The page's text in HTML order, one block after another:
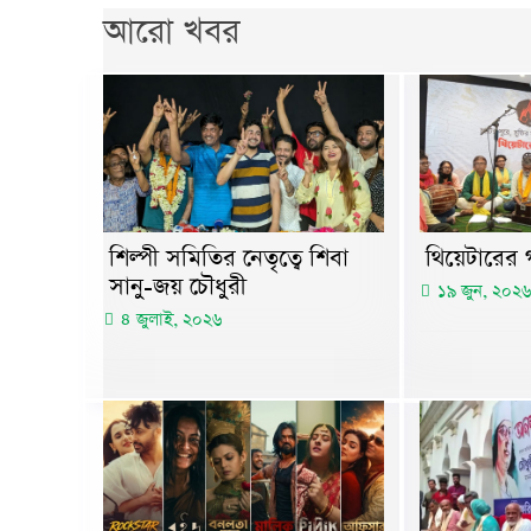
আরো খবর
শিল্পী সমিতির নেতৃত্বে শিবা
সানু-জয় চৌধুরী
৪ জুলাই, ২০২৬
থিয়েটারের
১৯ জুন, ২০২৬